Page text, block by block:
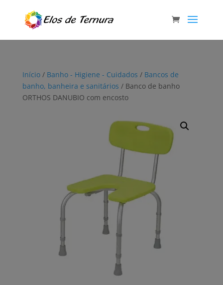
Início/ Banho - Higiene - Cuidados / Bancos de
banho, banheira e sanitários / Banco de banho
ORTHOS DANUBIO com encosto